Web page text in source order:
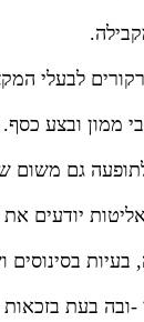
לבעלי
ממון ובצע
לתופעה גם
יודעים
בעיות
ובה בעת